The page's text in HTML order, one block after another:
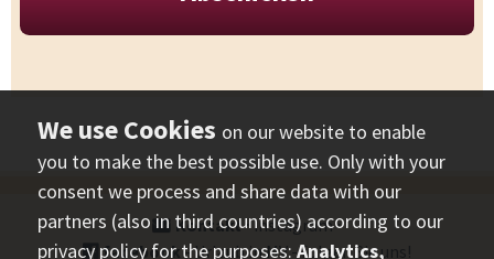
Kontakt⋅instagram⋅
facebook- Urlaub in MV - folgen Sie uns!
on our website to enable
you to make the best possible use. Only with your
consent we process and share data with our
partners (also in third countries) according to our
privacy policy for the purposes:Analytics,